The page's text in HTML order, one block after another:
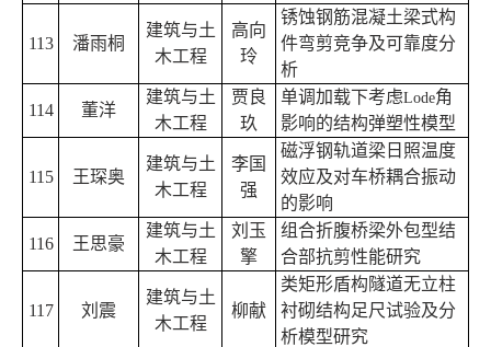
113 潘雨桐
建筑与土
木工程
高向
玲
锈蚀钢筋混凝土梁式构
件弯剪竞争及可靠度分
析
114 董洋
建筑与土
木工程
贾良
玖
单调加载下考虑Lode角
影响的结构弹塑性模型
115 王琛奥
建筑与土
木工程
李国
强
磁浮钢轨道梁日照温度
效应及对车桥耦合振动
的影响
116 王思豪
建筑与土
木工程
刘玉
擎
组合折腹桥梁外包型结
合部抗剪性能研究
117 刘震
建筑与土
木工程
柳献
类矩形盾构隧道无立柱
衬砌结构足尺试验及分
析模型研究